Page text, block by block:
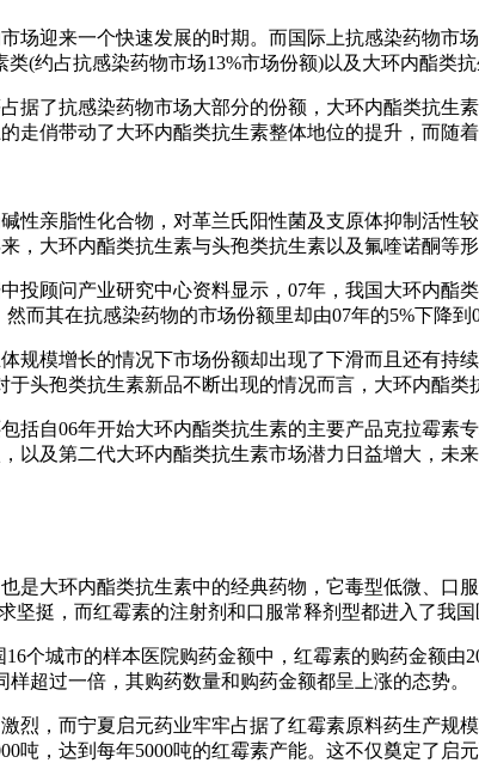
场迎来一个快速发展的时期。而国际上抗感染药物市
(约占抗感染药物市场13%市场份额)以及大环内酯类
据了抗感染药物市场大部分的份额，大环内酯类抗生
走俏带动了大环内酯类抗生素整体地位的提升，而随
性亲脂性化合物，对革兰氏阳性菌及支原体抑制活性
，大环内酯类抗生素与头孢类抗生素以及氟喹诺酮等形
投顾问产业研究中心资料显示，07年，我国大环内酯
而其在抗感染药物的市场份额里却由07年的5%下降到
规模增长的情况下市场份额却出现了下滑而且还有持
头孢类抗生素新品不断出现的情况而言，大环内酯类
括自06年开始大环内酯类抗生素的主要产品克拉霉素
以及第二代大环内酯类抗生素市场潜力日益增大，未
是大环内酯类抗生素中的经典药物，它毒型低微、
挺，而红霉素的注射剂和口服常释剂型都进入了我国
个城市的样本医院购药金额中，红霉素的购药金额由
超过一倍，其购药数量和购药金额都呈上涨的态势。
烈，而宁夏启元药业牢牢占据了红霉素原料药生产规
吨，达到每年5000吨的红霉素产能。这不仅奠定了